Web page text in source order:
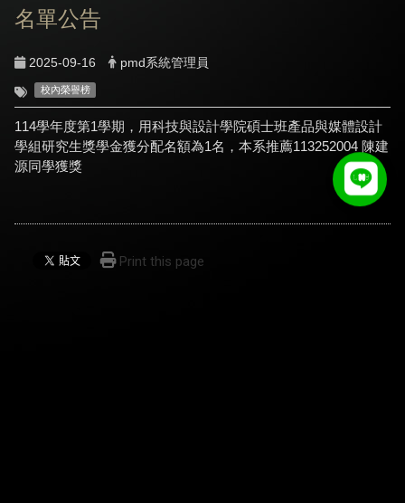
名單公告
2025-09-16 pmd系統管理員
校內榮譽榜
114學年度第1學期，用科技與設計學院碩士班產品與媒體設計
學組研究生獎學金獲分配名額為1名，本系推薦113252004 陳建
源同學獲獎
Print this page